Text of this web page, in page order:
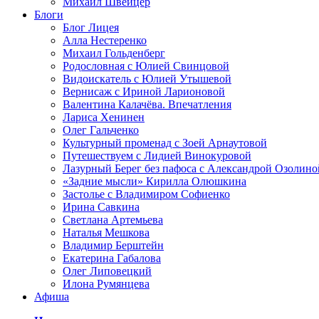
Блоги
Блог Лицея
Алла Нестеренко
Михаил Гольденберг
Родословная с Юлией Свинцовой
Видоискатель с Юлией Утышевой
Вернисаж с Ириной Ларионовой
Валентина Калачёва. Впечатления
Лариса Хенинен
Олег Гальченко
Культурный променад с Зоей Арнаутовой
Путешествуем с Лидией Винокуровой
Лазурный Берег без пафоса с Александрой
«Задние мысли» Кирилла Олюшкина
Застолье с Владимиром Софиенко
Ирина Савкина
Светлана Артемьева
Наталья Мешкова
Владимир Берштейн
Екатерина Габалова
Олег Липовецкий
Илона Румянцева
Афиша